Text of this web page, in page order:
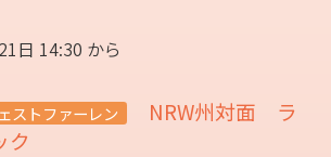
日 14:30 から
ストファーレン
NRW州対面 ラ
ク